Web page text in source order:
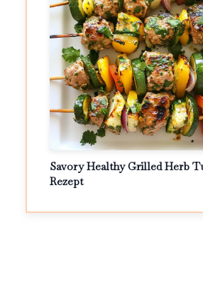
Savory Healthy Grilled Herb
Rezept